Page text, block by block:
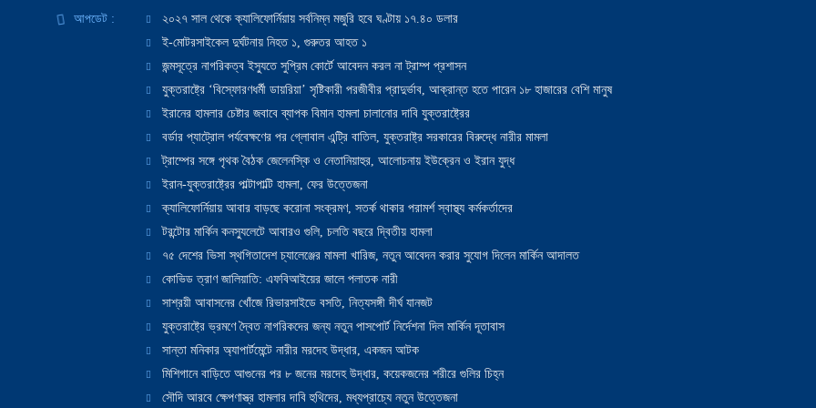
আপডেট :
২০২৭ সাল থেকে ক্যালিফোর্নিয়ায় সর্বনিম্ন মজুরি হবে ঘণ্টায় ১৭.৪০ ডলার
ই-মোটরসাইকেল দুর্ঘটনায় নিহত ১, গুরুতর আহত ১
জন্মসূত্রে নাগরিকত্ব ইস্যুতে সুপ্রিম কোর্টে আবেদন করল না ট্রাম্প প্রশাসন
যুক্তরাষ্ট্রে ‘বিস্ফোরণধর্মী ডায়রিয়া’ সৃষ্টিকারী পরজীবীর প্রাদুর্ভাব, আক্রান্ত হতে পারেন ১৮ হাজারের বেশি মানুষ
ইরানের হামলার চেষ্টার জবাবে ব্যাপক বিমান হামলা চালানোর দাবি যুক্তরাষ্ট্রের
বর্ডার প্যাট্রোল পর্যবেক্ষণের পর গ্লোবাল এন্ট্রি বাতিল, যুক্তরাষ্ট্র সরকারের বিরুদ্ধে নারীর মামলা
ট্রাম্পের সঙ্গে পৃথক বৈঠক জেলেনস্কি ও নেতানিয়াহুর, আলোচনায় ইউক্রেন ও ইরান যুদ্ধ
ইরান-যুক্তরাষ্ট্রের পাল্টাপাল্টি হামলা, ফের উত্তেজনা
ক্যালিফোর্নিয়ায় আবার বাড়ছে করোনা সংক্রমণ, সতর্ক থাকার পরামর্শ স্বাস্থ্য কর্মকর্তাদের
টরন্টোর মার্কিন কনস্যুলেটে আবারও গুলি, চলতি বছরে দ্বিতীয় হামলা
৭৫ দেশের ভিসা স্থগিতাদেশ চ্যালেঞ্জের মামলা খারিজ, নতুন আবেদন করার সুযোগ দিলেন মার্কিন আদালত
কোভিড ত্রাণ জালিয়াতি: এফবিআইয়ের জালে পলাতক নারী
সাশ্রয়ী আবাসনের খোঁজে রিভারসাইডে বসতি, নিত্যসঙ্গী দীর্ঘ যানজট
যুক্তরাষ্ট্রে ভ্রমণে দ্বৈত নাগরিকদের জন্য নতুন পাসপোর্ট নির্দেশনা দিল মার্কিন দূতাবাস
সান্তা মনিকার অ্যাপার্টমেন্টে নারীর মরদেহ উদ্ধার, একজন আটক
মিশিগানে বাড়িতে আগুনের পর ৮ জনের মরদেহ উদ্ধার, কয়েকজনের শরীরে গুলির চিহ্ন
সৌদি আরবে ক্ষেপণাস্ত্র হামলার দাবি হুথিদের, মধ্যপ্রাচ্যে নতুন উত্তেজনা